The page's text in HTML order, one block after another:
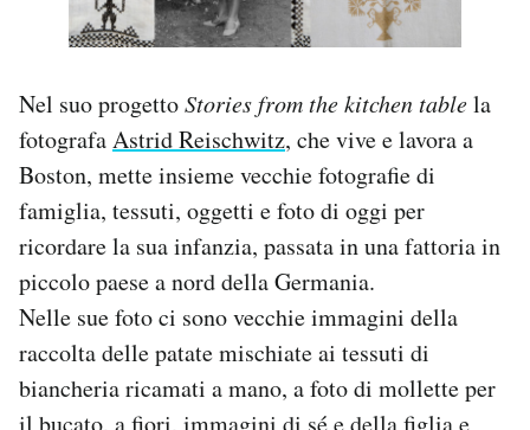
NEWSLETTER
I MIEI PREFERITI
SHOP
CALENDARIO
AREA PERSONALE
Nel suo progettoStories from the kitchen tablela
fotografaAstrid Reischwitz, che vive e lavora a
Boston, mette insieme vecchie fotografie di
famiglia, tessuti, oggetti e foto di oggi per
ricordare la sua infanzia, passata in una fattoria in
piccolo paese a nord della Germania.
Nelle sue foto ci sono vecchie immagini della
raccolta delle patate mischiate ai tessuti di
biancheria ricamati a mano, a foto di mollette per
il bucato, a fiori, immagini di sé e della figlia e